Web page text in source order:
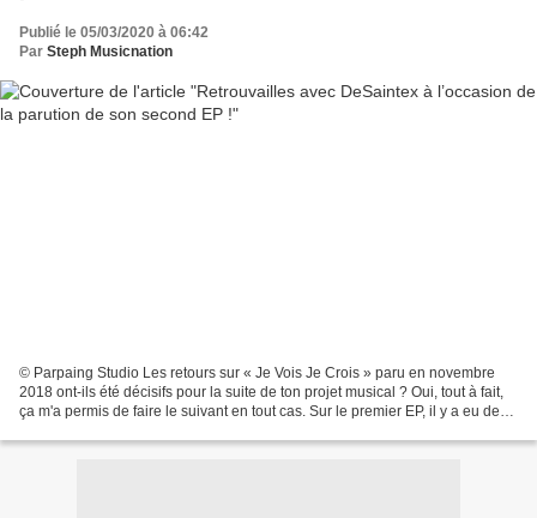
Publié le 05/03/2020 à 06:42
Par Steph Musicnation
© Parpaing Studio Les retours sur « Je Vois Je Crois » paru en novembre
2018 ont-ils été décisifs pour la suite de ton projet musical ? Oui, tout à fait,
ça m'a permis de faire le suivant en tout cas. Sur le premier EP, il y a eu deux